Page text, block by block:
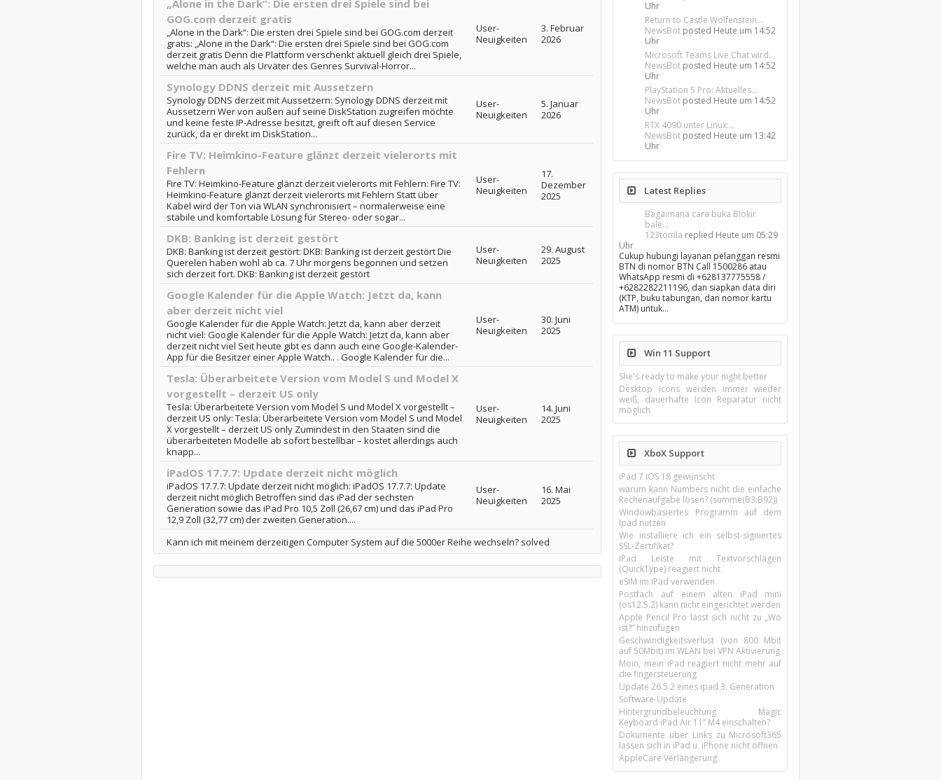
„Alone in the Dark“: Die ersten drei Spiele sind bei
GOG.com derzeit gratis
„Alone in the Dark“: Die ersten drei Spiele sind bei GOG.com derzeit
gratis: „Alone in the Dark“: Die ersten drei Spiele sind bei GOG.com
derzeit gratis Denn die Plattform verschenkt aktuell gleich drei Spiele,
welche man auch als Urväter des Genres Survival-Horror...
User-
Neuigkeiten
3. Februar
2026
Synology DDNS derzeit mit Aussetzern
Synology DDNS derzeit mit Aussetzern: Synology DDNS derzeit mit
Aussetzern Wer von außen auf seine DiskStation zugreifen möchte
und keine feste IP-Adresse besitzt, greift oft auf diesen Service
zurück, da er direkt im DiskStation...
User-
Neuigkeiten
5. Januar
2026
Fire TV: Heimkino-Feature glänzt derzeit vielerorts mit
Fehlern
Fire TV: Heimkino-Feature glänzt derzeit vielerorts mit Fehlern: Fire TV:
Heimkino-Feature glänzt derzeit vielerorts mit Fehlern Statt über
Kabel wird der Ton via WLAN synchronisiert – normalerweise eine
stabile und komfortable Lösung für Stereo- oder sogar...
User-
Neuigkeiten
17.
Dezember
2025
DKB: Banking ist derzeit gestört
DKB: Banking ist derzeit gestört: DKB: Banking ist derzeit gestört Die
Querelen haben wohl ab ca. 7 Uhr morgens begonnen und setzen
sich derzeit fort. DKB: Banking ist derzeit gestört
User-
Neuigkeiten
29. August
2025
Google Kalender für die Apple Watch: Jetzt da, kann
aber derzeit nicht viel
Google Kalender für die Apple Watch: Jetzt da, kann aber derzeit
nicht viel: Google Kalender für die Apple Watch: Jetzt da, kann aber
derzeit nicht viel Seit heute gibt es dann auch eine Google-Kalender-
App für die Besitzer einer Apple Watch.. . Google Kalender für die...
User-
Neuigkeiten
30. Juni
2025
Tesla: Überarbeitete Version vom Model S und Model X
vorgestellt – derzeit US only
Tesla: Überarbeitete Version vom Model S und Model X vorgestellt –
derzeit US only: Tesla: Überarbeitete Version vom Model S und Model
X vorgestellt – derzeit US only Zumindest in den Staaten sind die
überarbeiteten Modelle ab sofort bestellbar – kostet allerdings auch
knapp...
User-
Neuigkeiten
14. Juni
2025
iPadOS 17.7.7: Update derzeit nicht möglich
iPadOS 17.7.7: Update derzeit nicht möglich: iPadOS 17.7.7: Update
derzeit nicht möglich Betroffen sind das iPad der sechsten
Generation sowie das iPad Pro 10,5 Zoll (26,67 cm) und das iPad Pro
12,9 Zoll (32,77 cm) der zweiten Generation....
User-
Neuigkeiten
16. Mai
2025
Kann ich mit meinem derzeitigen Computer System auf die 5000er Reihe wechseln? solved
Uhr
Return to Castle Wolfenstein...
NewsBot posted Heute um 14:52
Uhr
Microsoft Teams Live Chat wird...
NewsBot posted Heute um 14:52
Uhr
PlayStation 5 Pro: Aktuelles...
NewsBot posted Heute um 14:52
Uhr
RTX 4090 unter Linux:...
NewsBot posted Heute um 13:42
Uhr
Latest Replies
Bagaimana cara buka Blokir
bale...
123tomla replied Heute um 05:29
Uhr
Cukup hubungi layanan pelanggan resmi
BTN di nomor BTN Call 1500286 atau
WhatsApp resmi di +628137775558 /
+6282282211196, dan siapkan data diri
(KTP, buku tabungan, dan nomor kartu
ATM) untuk…
Win 11 Support
She's ready to make your night better
Desktop Icons werden immer wieder
weiß, dauerhafte Icon Reparatur nicht
möglich
XboX Support
iPad 7 iOS 18 gewünscht
warum kann Numbers nicht die einfache
Rechenaufgabe lösen? (summe(B3:B92))
Windowbasiertes Programm auf dem
Ipad nutzen
Wie installiere ich ein selbst-signiertes
SSL-Zertifikat?
iPad Leiste mit Textvorschlägen
(QuickType) reagiert nicht
eSIM im iPad verwenden
Postfach auf einem alten iPad mini
(os12.5.2) kann nicht eingerichtet werden
Apple Pencil Pro lässt sich nicht zu „Wo
ist?“ hinzufügen
Geschwindigkeitsverlust (von 800 Mbit
auf 50Mbit) im WLAN bei VPN Aktivierung
Moin, mein iPad reagiert nicht mehr auf
die fingersteuerung
Update 26.5.2 eines ipad 3. Generation
Software-Update
Hintergrundbeleuchtung Magic
Keyboard iPad Air 11’’ M4 einschalten?
Dokumente über Links zu Microsoft365
lassen sich in iPad u. iPhone nicht öffnen
AppleCare Verlängerung